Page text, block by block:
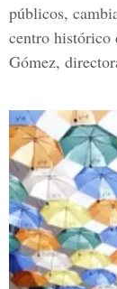
públicos,
centro histórico
Gómez,